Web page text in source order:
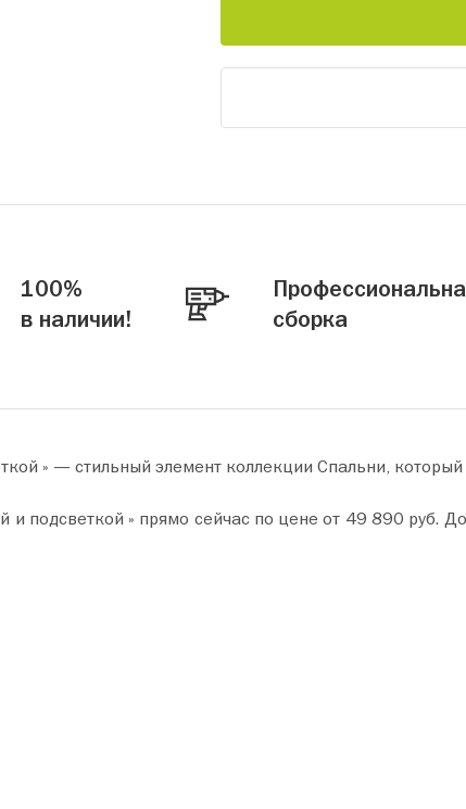
100%
в наличии!
сборка
» — стильный элемент коллекции Спальни, который
по цене от 49 890 руб. Добавьте товар в корзину и оформите покупку всего